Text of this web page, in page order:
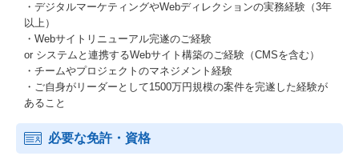
・デジタルマーケティングやWebディレクションの実務経験（3年
以上）
・Webサイトリニューアル完遂のご経験
or システムと連携するWebサイト構築のご経験（CMSを含む）
・チームやプロジェクトのマネジメント経験
・ご自身がリーダーとして1500万円規模の案件を完遂した経験が
あること
必要な免許・資格